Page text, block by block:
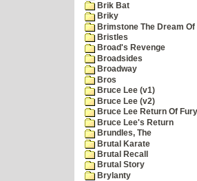
Brik Bat
Briky
Brimstone The Dream Of
Bristles
Broad's Revenge
Broadsides
Broadway
Bros
Bruce Lee (v1)
Bruce Lee (v2)
Bruce Lee Return Of Fury
Bruce Lee's Return
Brundles, The
Brutal Karate
Brutal Recall
Brutal Story
Brylanty